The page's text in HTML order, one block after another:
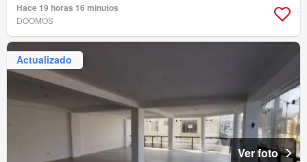
Hace 19 horas 16 minutos
DOOMOS
Actualizado
Ver foto